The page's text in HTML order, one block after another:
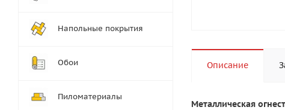
Описание
Металлическая
Напольные покрытия
Обои
Пиломатериалы